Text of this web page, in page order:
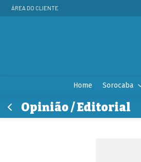
ÁREA DO CLIENTE
Home Sorocaba
Opinião / Editorial